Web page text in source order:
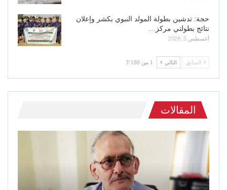
حجة: تدشين بطولة المولد النبوي بكشر وإعلان
نتائج بطولتي مركز…
أغسطس 5, 2026
السابق التالي 1 من 3٬180
المقالات